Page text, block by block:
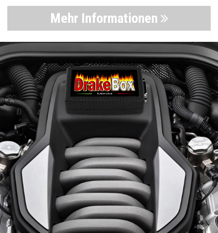
Mehr Informationen